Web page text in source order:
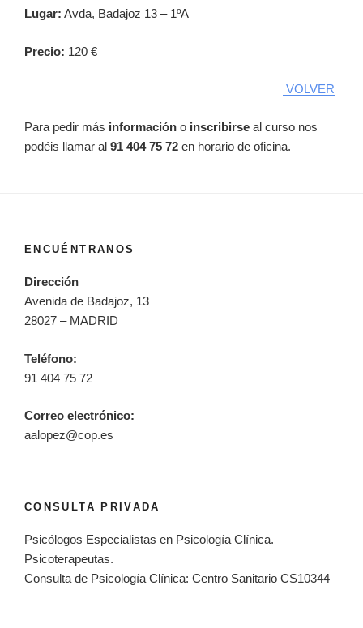
Lugar: Avda, Badajoz 13 – 1ºA
Precio: 120 €
VOLVER
Para pedir más información o inscribirse al curso nos
podéis llamar al 91 404 75 72 en horario de oficina.
ENCUÉNTRANOS
Dirección
Avenida de Badajoz, 13
28027 – MADRID
Teléfono:
91 404 75 72
Correo electrónico:
aalopez@cop.es
CONSULTA PRIVADA
Psicólogos Especialistas en Psicología Clínica.
Psicoterapeutas.
Consulta de Psicología Clínica: Centro Sanitario CS10344